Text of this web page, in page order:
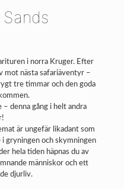
i norra Kruger. Efter
mot nästa safariäventyr –
tre timmar och den goda
denna gång i helt andra
är ungefär likadant som
gryningen och skymningen
hela tiden häpnas du av
människor och ett
djurliv.